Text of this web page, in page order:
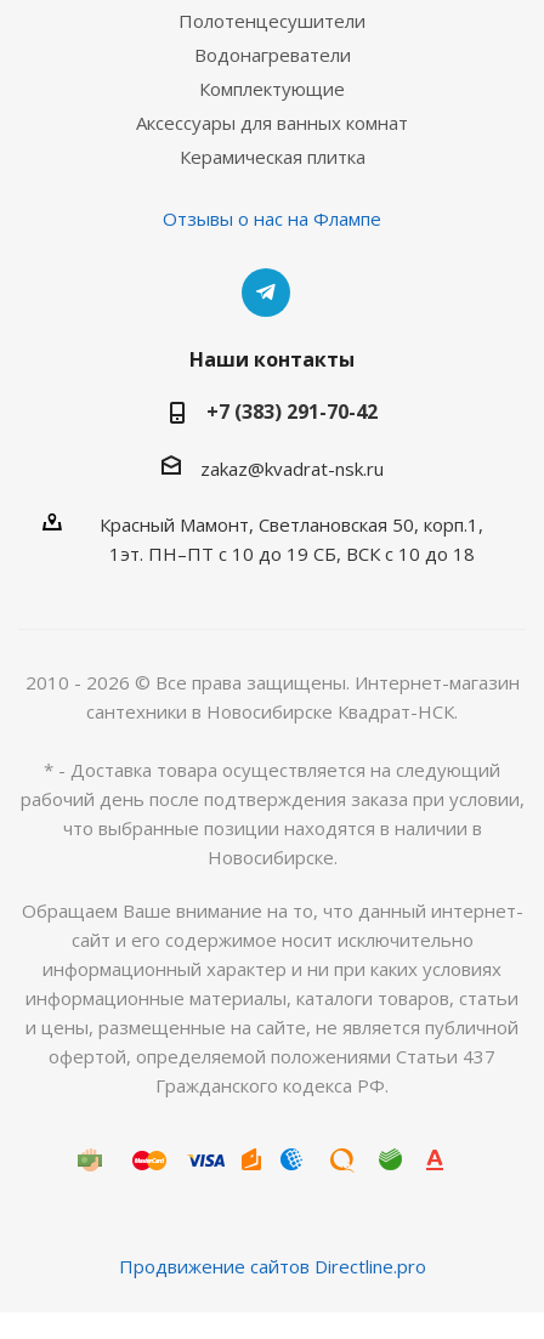
Полотенцесушители
Водонагреватели
Комплектующие
Аксессуары для ванных комнат
Керамическая плитка
Отзывы о нас на Флампе
Наши контакты
+7 (383) 291-70-42
zakaz@kvadrat-nsk.ru
Красный Мамонт, Светлановская 50, корп.1,
1эт. ПН–ПТ с 10 до 19 CБ, ВСК с 10 до 18
2010 - 2026 © Все права защищены. Интернет-магазин
сантехники в Новосибирске Квадрат-НСК.
* - Доставка товара осуществляется на следующий
рабочий день после подтверждения заказа при условии,
что выбранные позиции находятся в наличии в
Новосибирске.
Обращаем Ваше внимание на то, что данный интернет-
сайт и его содержимое носит исключительно
информационный характер и ни при каких условиях
информационные материалы, каталоги товаров, статьи
и цены, размещенные на сайте, не является публичной
офертой, определяемой положениями Статьи 437
Гражданского кодекса РФ.
Продвижение сайтов Directline.pro